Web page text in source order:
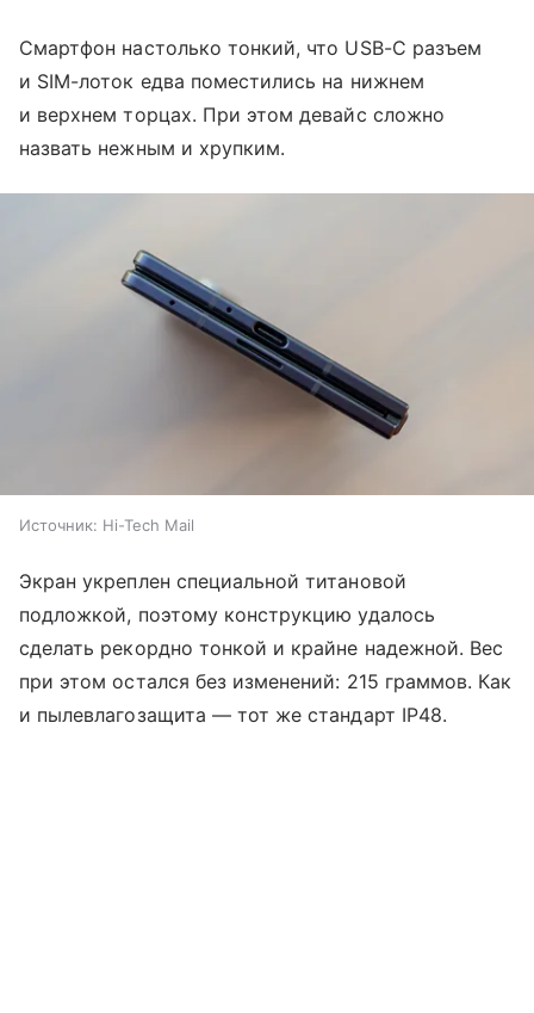
Смартфон настолько тонкий, что USB-C разъем
и SIM-лоток едва поместились на нижнем
и верхнем торцах. При этом девайс сложно
назвать нежным и хрупким.
Источник: Hi-Tech Mail
Экран укреплен специальной титановой
подложкой, поэтому конструкцию удалось
сделать рекордно тонкой и крайне надежной. Вес
при этом остался без изменений: 215 граммов. Как
и пылевлагозащита — тот же стандарт IP48.